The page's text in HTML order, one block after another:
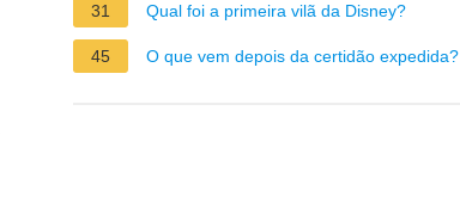
31 Qual foi a primeira vilã da Disney?
45 O que vem depois da certidão expedida?